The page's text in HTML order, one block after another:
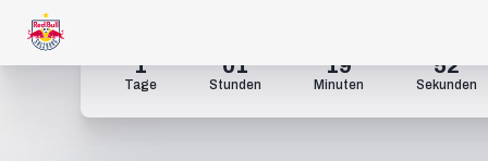
1
Tage
01
Stunden
19
Minuten
51
Sekunden